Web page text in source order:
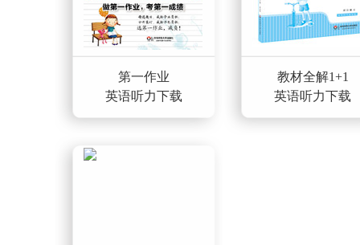
第一作业
英语听力下载
教材全解1+1
英语听力下载